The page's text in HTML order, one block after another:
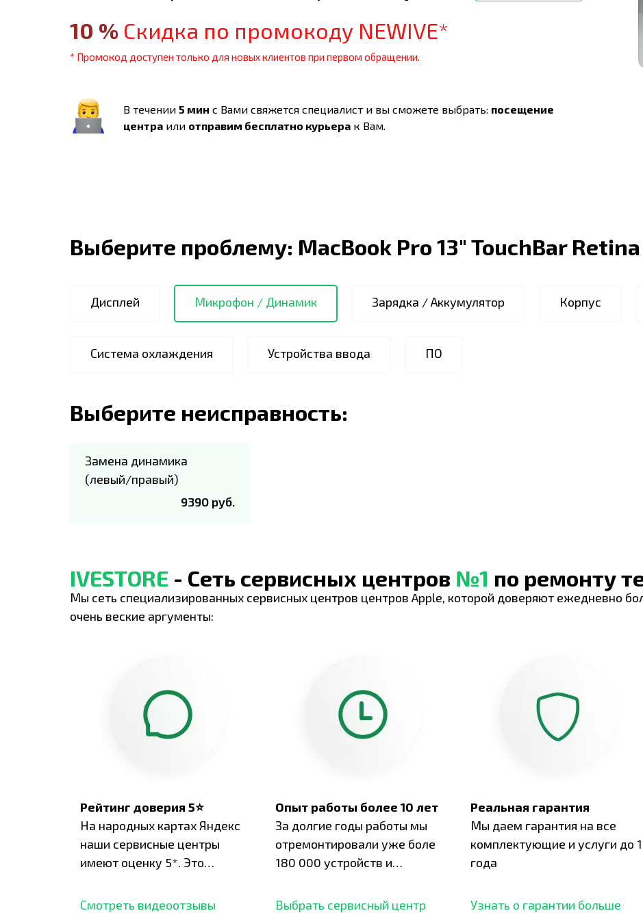
10 % Скидка по промокоду NEWIVE*
* Промокод доступен только для новых клиентов при первом обращении.
В течении 5 мин с Вами свяжется специалист и вы сможете выбрать: посещение
центра или отправим бесплатно курьера к Вам.
Выберите проблему: MacBook Pro 13" TouchBar
Дисплей Микрофон / Динамик Зарядка / Аккумулятор Корпус
Система охлаждения Устройства ввода ПО
Выберите неисправность:
Замена динамика
(левый/правый)
9390 руб.
IVESTORE - Сеть сервисных центров №1 по ремонту
Мы сеть специализированных сервисных центров центров Apple, которой доверяют ежедневно
очень веские аргументы:
Рейтинг доверия 5⭐
На народных картах Яндекс
наши сервисные центры
имеют оценку 5*. Это
отзывов,
Смотреть видеоотзывы
Опыт работы более 10 лет
За долгие годы работы мы
отремонтировали уже боле
180 000 устройств и
опыт.
Выбрать сервисный центр
Реальная гарантия
Мы даем гарантия на все
комплектующие и услуги до 1
года
Узнать о гарантии больше